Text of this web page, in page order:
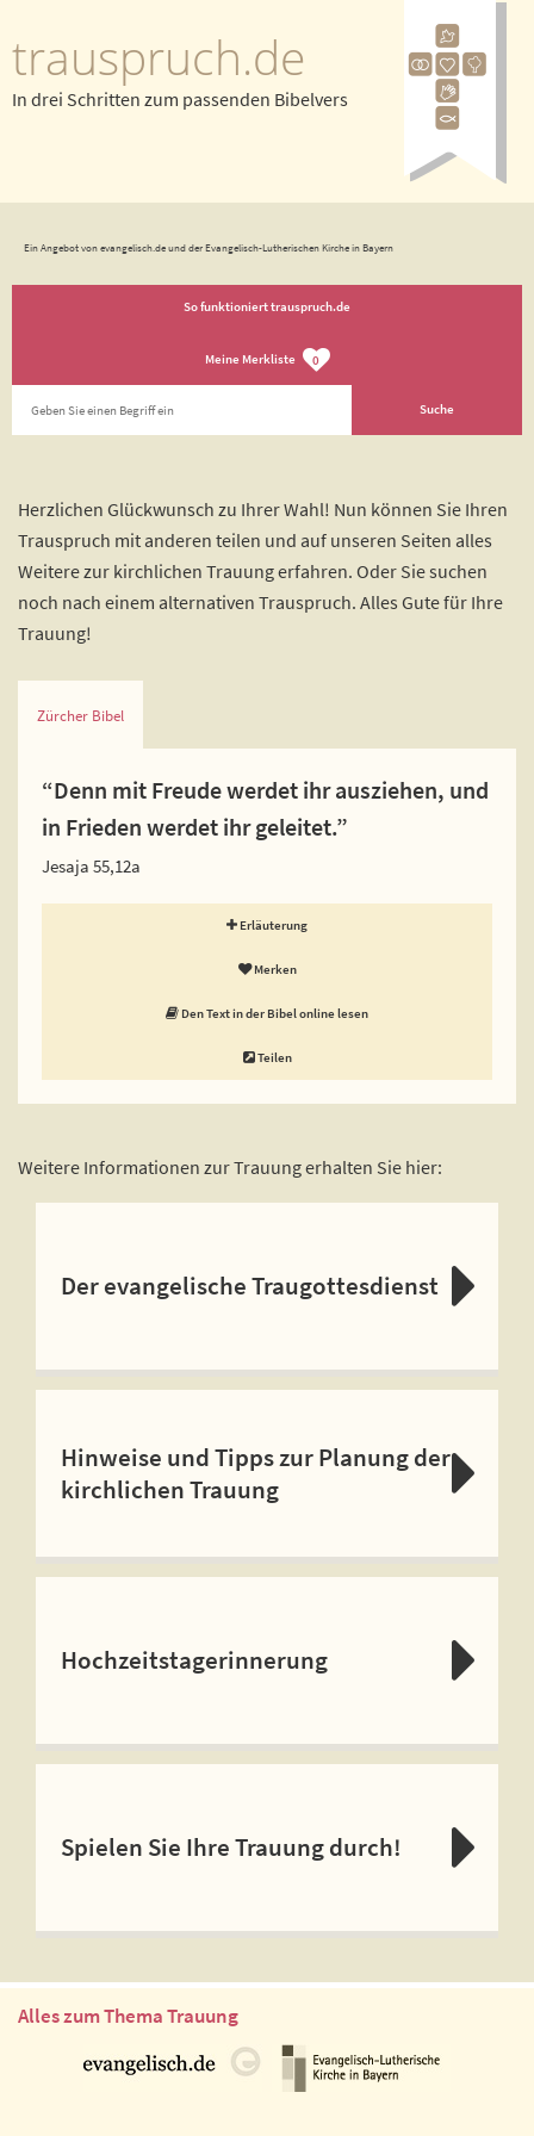
trauspruch.de
In drei Schritten zum passenden Bibelvers
Ein Angebot von evangelisch.de und der Evangelisch-Lutherischen Kirche in Bayern
So funktioniert trauspruch.de
Meine Merkliste 0
Herzlichen Glückwunsch zu Ihrer Wahl! Nun können Sie Ihren
Trauspruch mit anderen teilen und auf unseren Seiten alles
Weitere zur kirchlichen Trauung erfahren. Oder Sie suchen
noch nach einem alternativen Trauspruch. Alles Gute für Ihre
Trauung!
Zürcher Bibel
“Denn mit Freude werdet ihr ausziehen, und
in Frieden werdet ihr geleitet.”
Jesaja 55,12a
Erläuterung
Merken
Den Text in der Bibel online lesen
Teilen
Weitere Informationen zur Trauung erhalten Sie hier:
Der evangelische Traugottesdienst
Hinweise und Tipps zur Planung der
kirchlichen Trauung
Hochzeitstagerinnerung
Spielen Sie Ihre Trauung durch!
Alles zum Thema Trauung